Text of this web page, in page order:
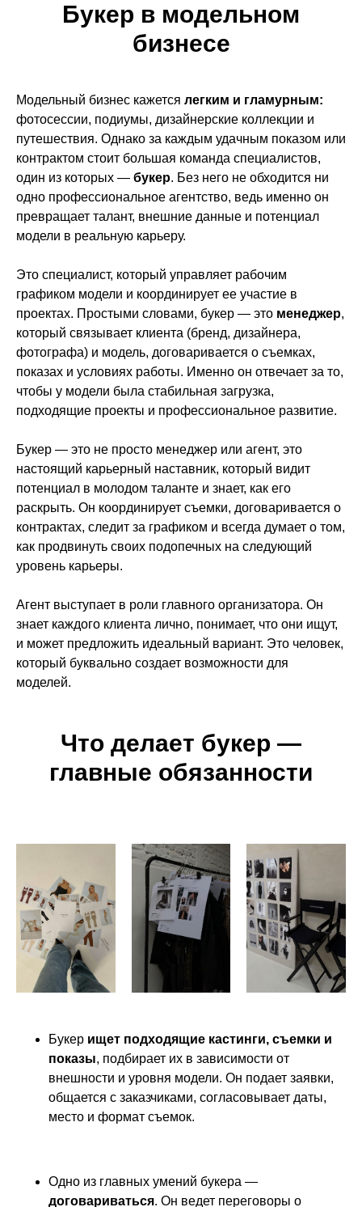
Букер в модельном
бизнесе
Модельный бизнес кажется легким и гламурным:
фотосессии, подиумы, дизайнерские коллекции и
путешествия. Однако за каждым удачным показом или
контрактом стоит большая команда специалистов,
один из которых — букер. Без него не обходится ни
одно профессиональное агентство, ведь именно он
превращает талант, внешние данные и потенциал
модели в реальную карьеру.
Это специалист, который управляет рабочим
графиком модели и координирует ее участие в
проектах. Простыми словами, букер — это менеджер,
который связывает клиента (бренд, дизайнера,
фотографа) и модель, договаривается о съемках,
показах и условиях работы. Именно он отвечает за то,
чтобы у модели была стабильная загрузка,
подходящие проекты и профессиональное развитие.
Букер — это не просто менеджер или агент, это
настоящий карьерный наставник, который видит
потенциал в молодом таланте и знает, как его
раскрыть. Он координирует съемки, договаривается о
контрактах, следит за графиком и всегда думает о том,
как продвинуть своих подопечных на следующий
уровень карьеры.
Агент выступает в роли главного организатора. Он
знает каждого клиента лично, понимает, что они ищут,
и может предложить идеальный вариант. Это человек,
который буквально создает возможности для
моделей.
Что делает букер —
главные обязанности
Букер ищет подходящие кастинги, съемки и
показы, подбирает их в зависимости от
внешности и уровня модели. Он подает заявки,
общается с заказчиками, согласовывает даты,
место и формат съемок.
Одно из главных умений букера —
договариваться. Он ведет переговоры о